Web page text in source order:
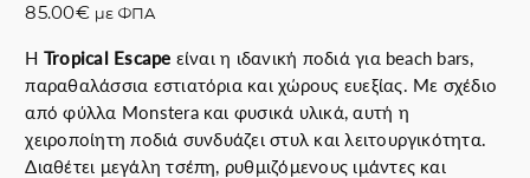
85.00€ με ΦΠΑ
Η Tropical Escape είναι η ιδανική ποδιά για beach bars,
παραθαλάσσια εστιατόρια και χώρους ευεξίας. Με σχέδιο
από φύλλα Monstera και φυσικά υλικά, αυτή η
χειροποίητη ποδιά συνδυάζει στυλ και λειτουργικότητα.
Διαθέτει μεγάλη τσέπη, ρυθμιζόμενους ιμάντες και